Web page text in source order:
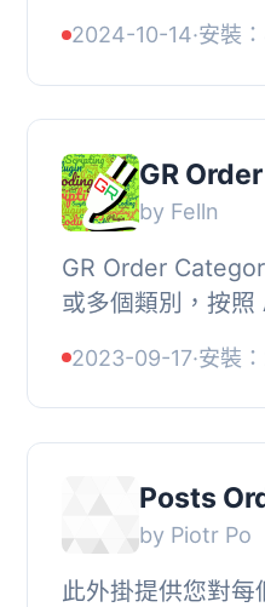
2024-10-14·安裝
GR
by Felln
GR Order
或多個類別，按
2023-09-17·安裝
Posts
by Piotr Po
此外掛提供您對